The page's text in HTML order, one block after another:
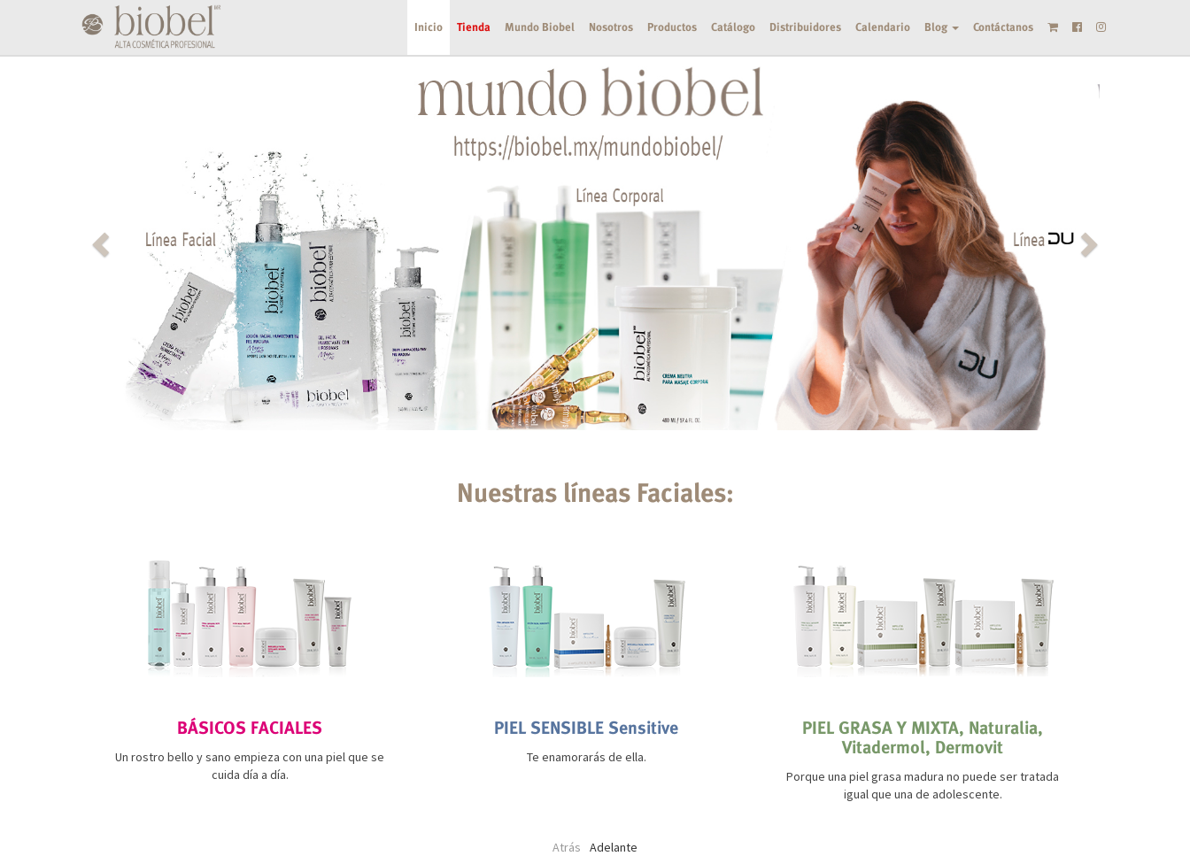
Inicio Tienda Mundo Biobel Nosotros Productos Catálogo Distribuidores Calendario Blog Contáctanos
Nuestras líneas Faciales:
BÁSICOS FACIALES
Un rostro bello y sano empieza con una piel que se
cuida día a día.
PIEL SENSIBLE Sensitive
Te enamorarás de ella.
PIEL GRASA Y MIXTA, Naturalia,
Vitadermol, Dermovit
Porque una piel grasa madura no puede ser tratada
igual que una de adolescente.
Atrás Adelante